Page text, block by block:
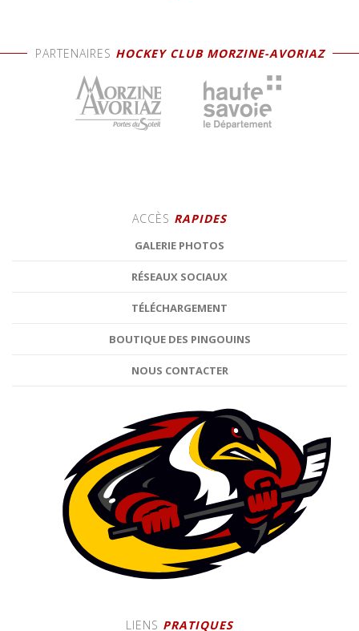
PARTENAIRES HOCKEY CLUB MORZINE-AVORIAZ
ACCÈS RAPIDES
GALERIE PHOTOS
RÉSEAUX SOCIAUX
TÉLÉCHARGEMENT
BOUTIQUE DES PINGOUINS
NOUS CONTACTER
LIENS PRATIQUES